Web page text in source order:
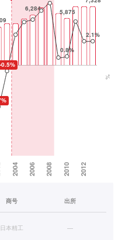
商号 出所
日本精工 —